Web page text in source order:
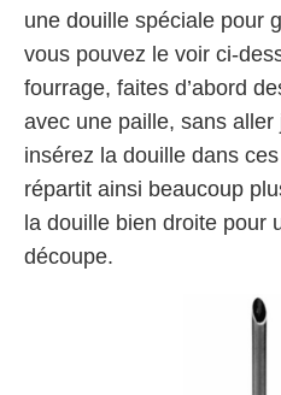
une douille spéciale pour
vous pouvez le voir ci-
fourrage, faites d’abord
avec une paille, sans aller
insérez la douille dans
répartit ainsi beaucoup
la douille bien droite pour
découpe.